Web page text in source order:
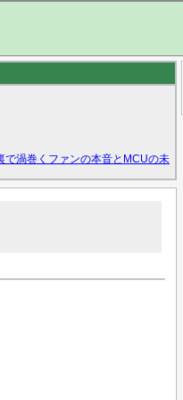
で渦巻くファンの本音とMCUの未